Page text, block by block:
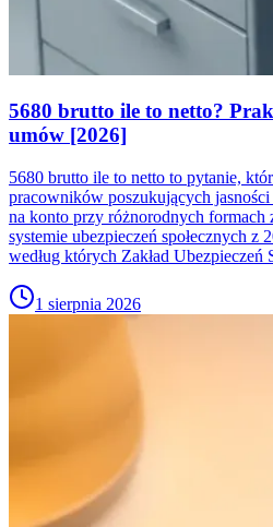
5680 brutto ile to netto?
umów [2026]
5680 brutto ile to netto to pytanie,
pracowników poszukujących
na konto przy różnorodnych formach
systemie ubezpieczeń społecznych z
według których Zakład Ubezpieczeń
1 sierpnia 2026